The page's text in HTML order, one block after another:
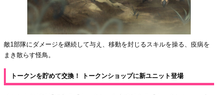
敵1部隊にダメージを継続して与え、移動を封じるスキルを操る、疫病を
まき散らす怪鳥。
トークンを貯めて交換！ トークンショップに新ユニット登場